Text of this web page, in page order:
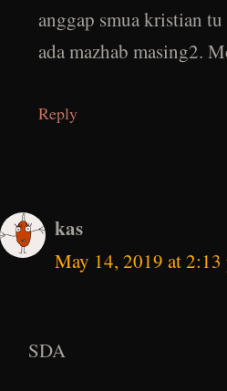
anggap smua kristian
ada mazhab masing2.
Reply
kas
May 14, 2019 at 2:13
SDA